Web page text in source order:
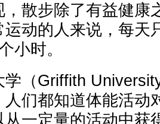
散步除了有益健康
动的人来说，每天
小时。
学（Griffith
人们都知道体能活动
一定量的活动中获